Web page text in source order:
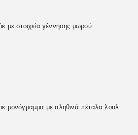
με στοιχεία γέννησης μωρού